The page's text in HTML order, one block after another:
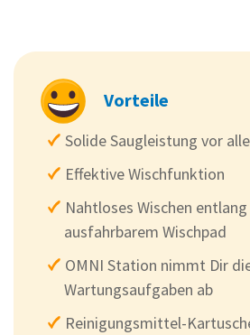
Vorteile
Solide Saugleistung vor
Effektive Wischfunktion
Nahtloses Wischen
ausfahrbarem Wischpad
OMNI Station nimmt Dir
Wartungsaufgaben ab
Reinigungsmittel-